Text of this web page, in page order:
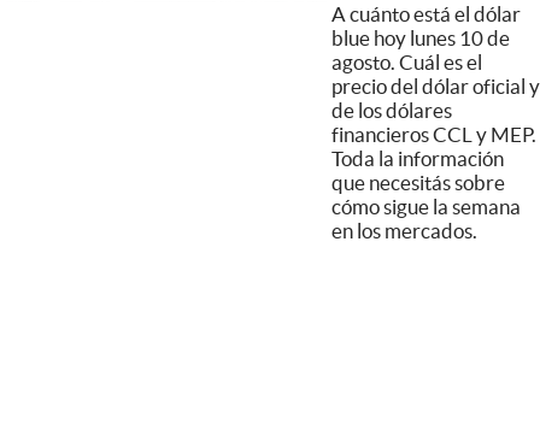
A cuánto está el dólar
blue hoy lunes 10 de
agosto. Cuál es el
precio del dólar oficial y
de los dólares
financieros CCL y MEP.
Toda la información
que necesitás sobre
cómo sigue la semana
en los mercados.